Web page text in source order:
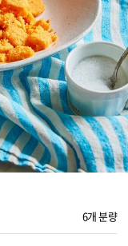
6개 분량